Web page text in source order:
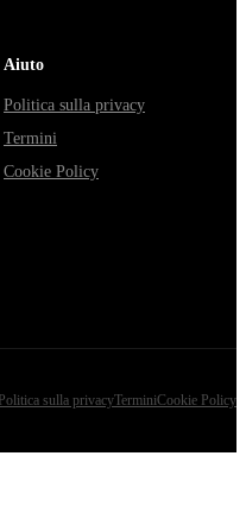
Aiuto
Politica sulla privacy
Termini
Cookie Policy
Politica sulla privacyTerminiCookie Policy